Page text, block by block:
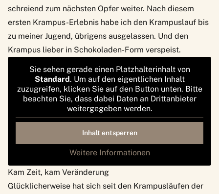
schreiend zum nächsten Opfer weiter. Nach diesem
ersten Krampus-Erlebnis habe ich den Krampuslauf bis
zu meiner Jugend, übrigens ausgelassen. Und den
Krampus lieber in Schokoladen-Form verspeist.
Sie sehen gerade einen Platzhalterinhalt von
Standard. Um auf den eigentlichen Inhalt
zuzugreifen, klicken Sie auf den Button unten. Bitte
beachten Sie, dass dabei Daten an Drittanbieter
weitergegeben werden.
Inhalt entsperren
Weitere Informationen
Kam Zeit, kam Veränderung
Glücklicherweise hat sich seit den Krampusläufen der